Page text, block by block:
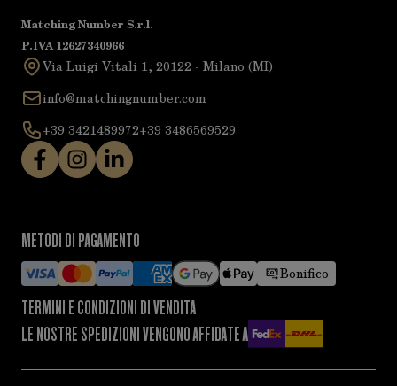
Matching Number S.r.l.
P.IVA 12627340966
Via Luigi Vitali 1, 20122 - Milano (MI)
info@matchingnumber.com
+39 3421489972+39 3486569529
METODI DI PAGAMENTO
Bonifico
TERMINI E CONDIZIONI DI VENDITA
LE NOSTRE SPEDIZIONI VENGONO AFFIDATE A